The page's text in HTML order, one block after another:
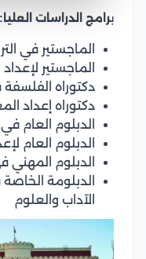
برامج الدراسات العليا:
الماجستير في
الماجستير
دكتوراه الفلسفة
دكتوراه إعداد
الدبلوم العام في
الدبلوم العام
الدبلوم المهني
الدبلومة
الآداب والعلوم